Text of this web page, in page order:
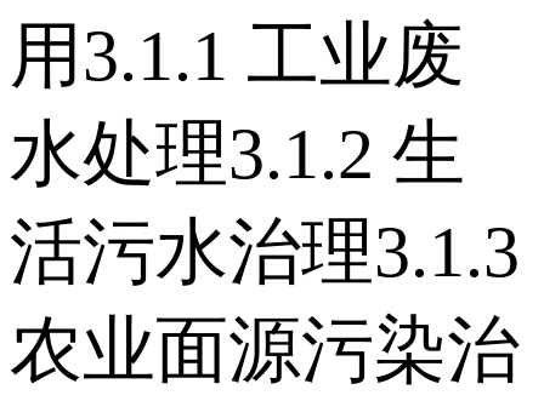
用 3.1.1 工业废
水处理 3.1.2 生
活污水治理 3.1.3
农业面源污染治